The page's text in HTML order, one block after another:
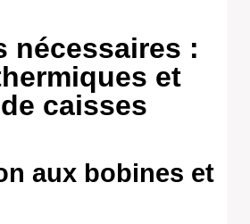
nécessaires :
et
caisses
aux bobines et